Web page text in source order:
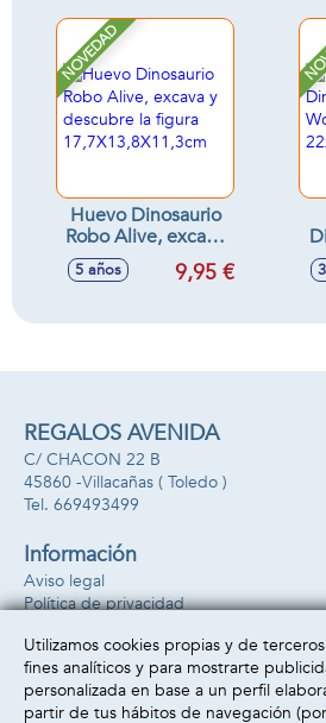
haga efecto vapor,
luces y sonidos
NOVEDAD
Huevo Dinosaurio
Robo Alive, excava
y descubre la figura
17,7X13,8X11,3cm
5 años 9,95 €
REGALOS AVENIDA
C/ CHACON 22 B
45860 -Villacañas ( Toledo )
669493499
Información
Aviso legal
Política de privacidad
Formas de pago
Utilizamos cookies propias y de
fines analíticos y para mostrarte
personalizada en base a un perfil
partir de tus hábitos de navegación (por